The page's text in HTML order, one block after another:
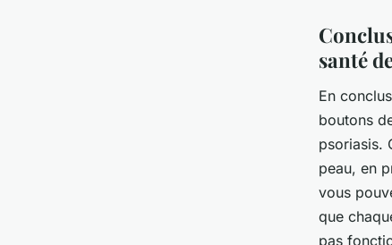
santé
En
boutons
psoriasis.
peau, en
vous
que
pas